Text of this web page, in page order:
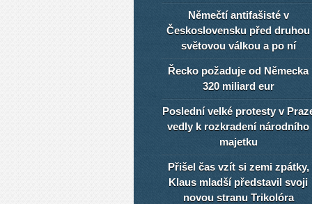
Němečtí antifašisté v
Československu před druhou
světovou válkou a po ní
Řecko požaduje od Německa
320 miliard eur
Poslední velké protesty v
vedly k rozkradení národního
majetku
Přišel čas vzít si zemi zpátky,
Klaus mladší představil svoji
novou stranu Trikolóra